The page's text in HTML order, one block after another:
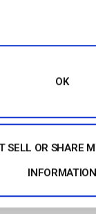
OK
SELL OR SHARE
INFORMATION
Media ed
pubblica i
del cloud video.